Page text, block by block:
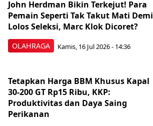
OLAHRAGA
John Herdman Bikin Terkejut! Para
Pemain Seperti Tak Takut Mati Demi
Lolos Seleksi, Marc Klok Dicoret?
Kamis, 16 Jul 2026 - 14:36
Tetapkan Harga BBM Khusus Kapal
30-200 GT Rp15 Ribu, KKP:
Produktivitas dan Daya Saing
Perikanan